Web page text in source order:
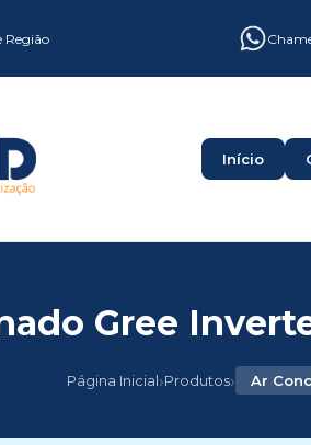
Região
Início
Gree
Página Inicial›Produtos› Ar